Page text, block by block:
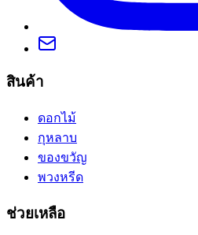
สินค้า
ดอกไม้
กุหลาบ
ของขวัญ
พวงหรีด
ช่วยเหลือ